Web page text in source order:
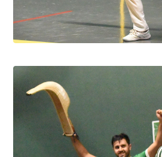
Pau cup féminine la
française
8.8.2026